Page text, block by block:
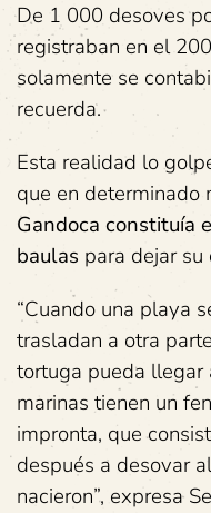
De 1 000 desoves
registraban en el
solamente se
recuerda.
Esta realidad lo
que en determinado
Gandoca constituía
baulas para dejar su
“Cuando una playa
trasladan a otra
tortuga pueda llegar
marinas tienen un
impronta, que
después a desovar
nacieron”, expresa